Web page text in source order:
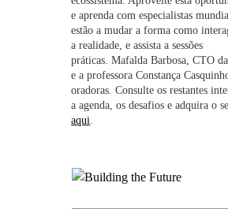
WHAT'S HAPPENING
e aprenda com especialistas
estão a mudar a forma como
a realidade, e assista a sessões
práticas. Mafalda Barbosa, CTO
e a professora Constança
oradoras. Consulte os restantes
a agenda, os desafios e adquira o
aqui